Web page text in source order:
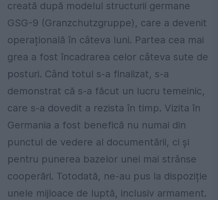
creată după modelul structurii germane
GSG-9 (Granzchutzgruppe), care a devenit
operațională în câteva luni. Partea cea mai
grea a fost încadrarea celor câteva sute de
posturi. Când totul s-a finalizat, s-a
demonstrat că s-a făcut un lucru temeinic,
care s-a dovedit a rezista în timp. Vizita în
Germania a fost benefică nu numai din
punctul de vedere al documentării, ci și
pentru punerea bazelor unei mai strânse
cooperări. Totodată, ne-au pus la dispoziție
unele mijloace de luptă, inclusiv armament.